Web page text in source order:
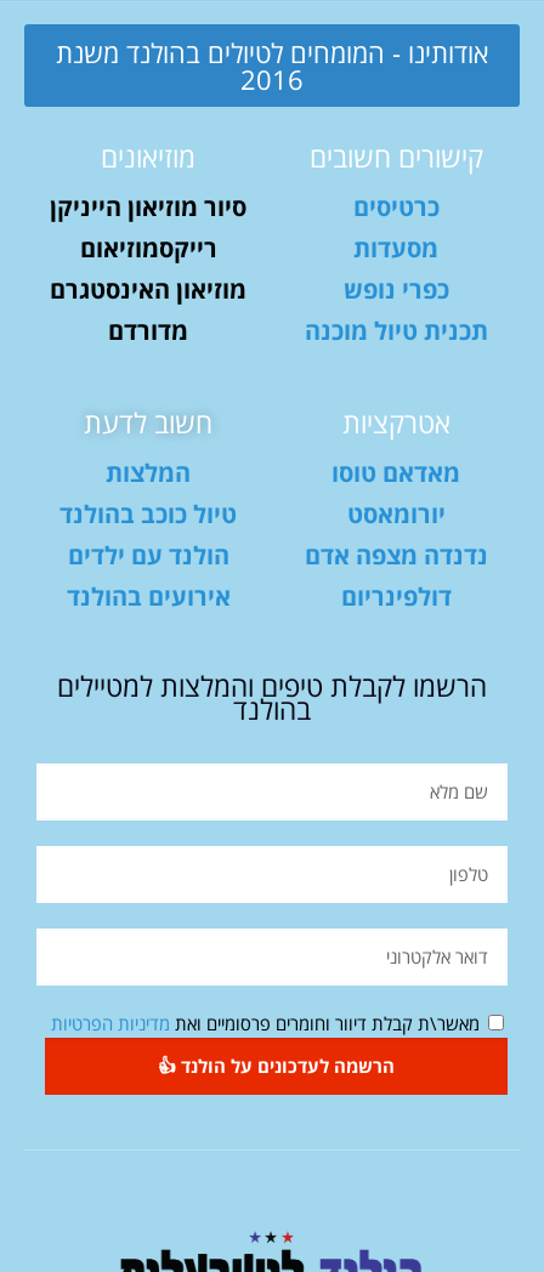
אודותינו - המומחים לטיולים בהולנד משנת
2016
קישורים חשובים
כרטיסים
מסעדות
כפרי נופש
תכנית טיול מוכנה
מוזיאונים
סיור מוזיאון הייניקן
רייקסמוזיאום
מוזיאון האינסטגרם
מדורדם
אטרקציות
מאדאם טוסו
יורומאסט
נדנדה מצפה אדם
דולפינריום
חשוב לדעת
המלצות
טיול כוכב בהולנד
הולנד עם ילדים
אירועים בהולנד
הרשמו לקבלת טיפים והמלצות למטיילים
בהולנד
מאשר\ת קבלת דיוור וחומרים פרסומיים ואת מדיניות הפרטיות
הרשמה לעדכונים על הולנד 👍